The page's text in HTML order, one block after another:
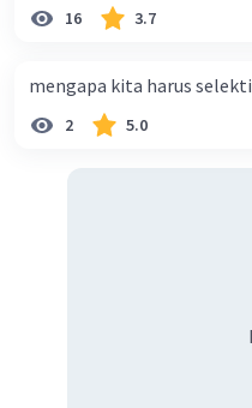
16 3.7
mengapa kita harus
2 5.0